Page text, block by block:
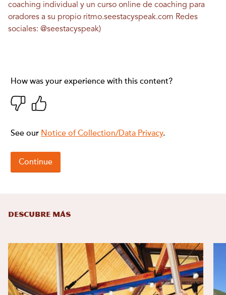
coaching individual y un curso online de coaching para
oradores a su propio ritmo.seestacyspeak.com Redes
sociales: @seestacyspeak)
DESCUBRE MÁS